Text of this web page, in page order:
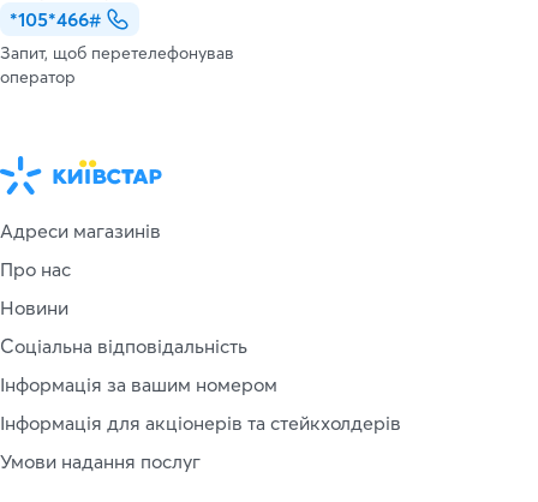
*105*466#
Запит, щоб перетелефонував
оператор
Адреси магазинів
Про нас
Новини
Соціальна відповідальність
Інформація за вашим номером
Інформація для акціонерів та стейкхолдерів
Умови надання послуг